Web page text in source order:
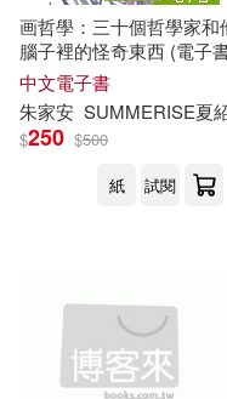
画哲學：三十個哲學家和
腦子裡的怪奇東西 (電子
中文電子書
朱家安 SUMMERISE夏
$250 $500
紙
試閱